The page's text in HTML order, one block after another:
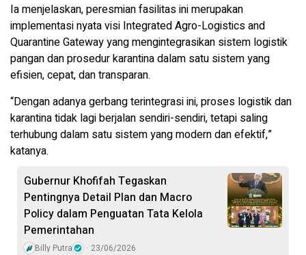
Ia menjelaskan, peresmian fasilitas ini merupakan
implementasi nyata visi Integrated Agro-Logistics and
Quarantine Gateway yang mengintegrasikan sistem logistik
pangan dan prosedur karantina dalam satu sistem yang
efisien, cepat, dan transparan.
“Dengan adanya gerbang terintegrasi ini, proses logistik dan
karantina tidak lagi berjalan sendiri-sendiri, tetapi saling
terhubung dalam satu sistem yang modern dan efektif,”
katanya.
Gubernur Khofifah Tegaskan
Pentingnya Detail Plan dan Macro
Policy dalam Penguatan Tata Kelola
Pemerintahan
Billy Putra 23/06/2026